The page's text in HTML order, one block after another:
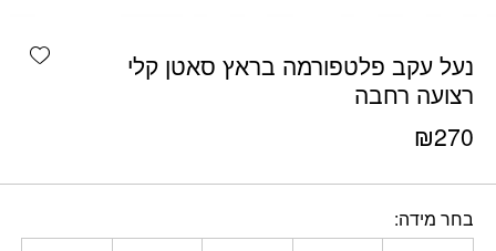
נעל עקב פלטפורמה בראץ סאטן קלי
רצועה רחבה
₪270
בחר מידה